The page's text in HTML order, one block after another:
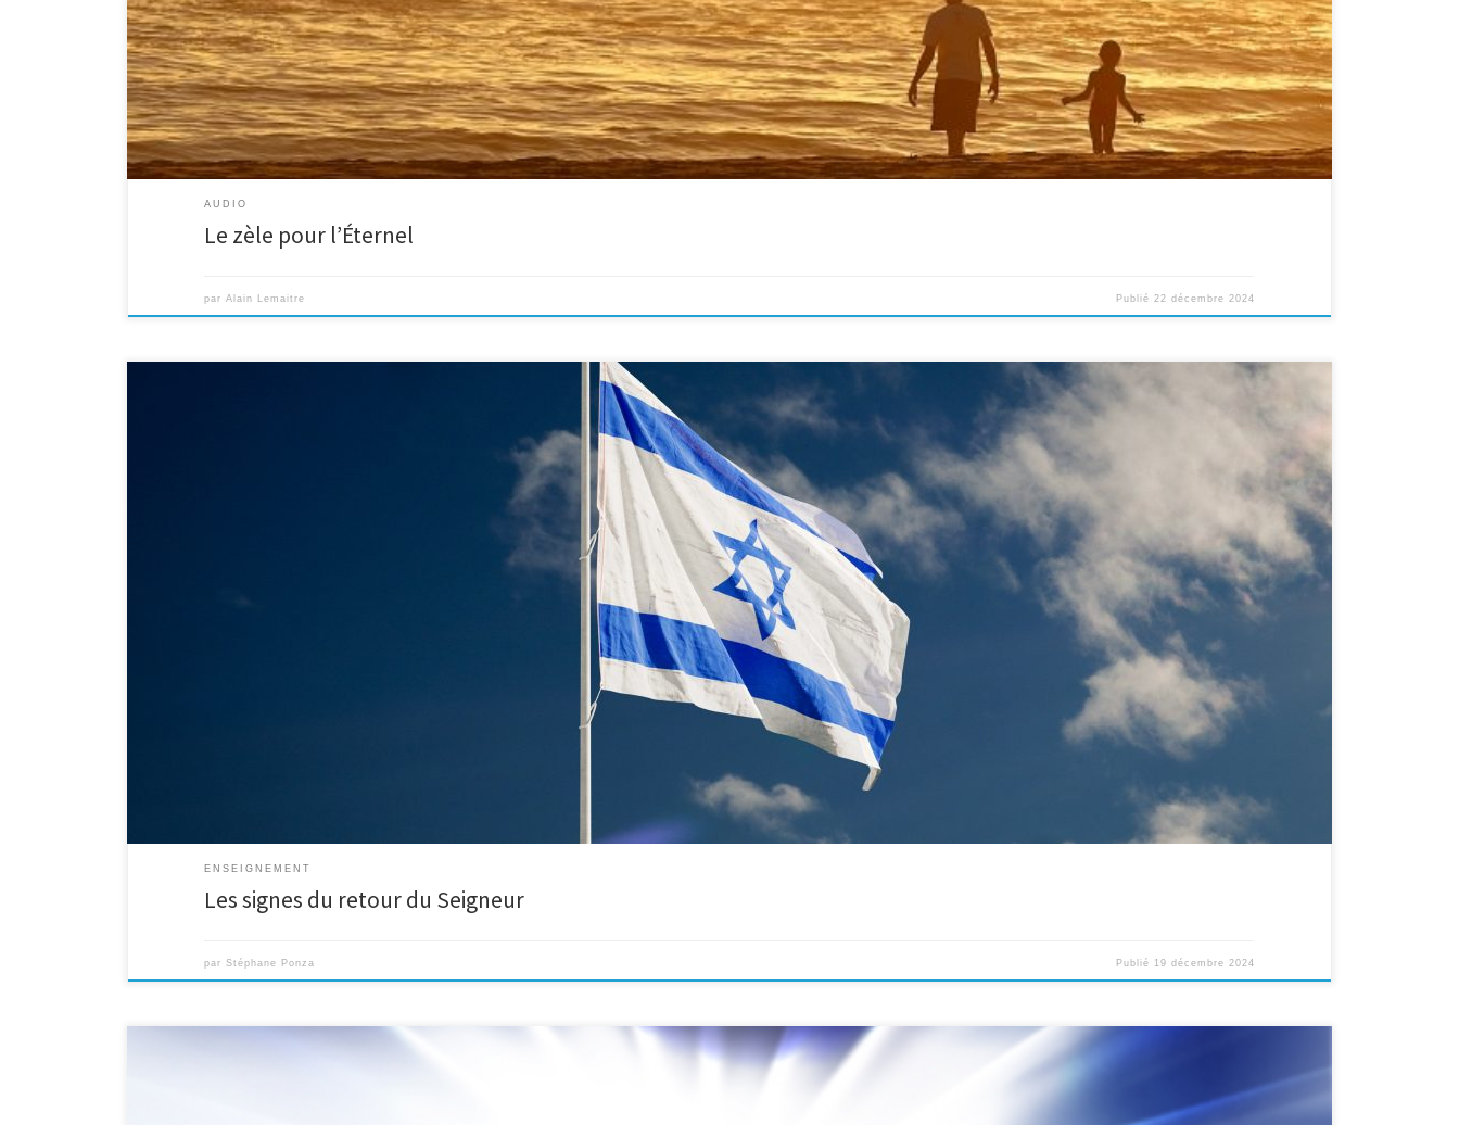
AUDIO
Le zèle pour l’Éternel
parAlain Lemaitre Publié 22 décembre 2024
Luc 21:7 Ils lui demandèrent : Maître, quand donc cela arrivera-t-il, et à quel signe connaîtra-t-on que ces choses vont arriver ? Le nouvel Etat d’Israël La renaissance d’Israël est un signe du
retour proche du Seigneur Jésus, elle s’est manifestée par la création de l’état d’Israël proclamée du 14 […]
ENSEIGNEMENT
Les signes du retour du Seigneur
parStéphane Ponza Publié 19 décembre 2024